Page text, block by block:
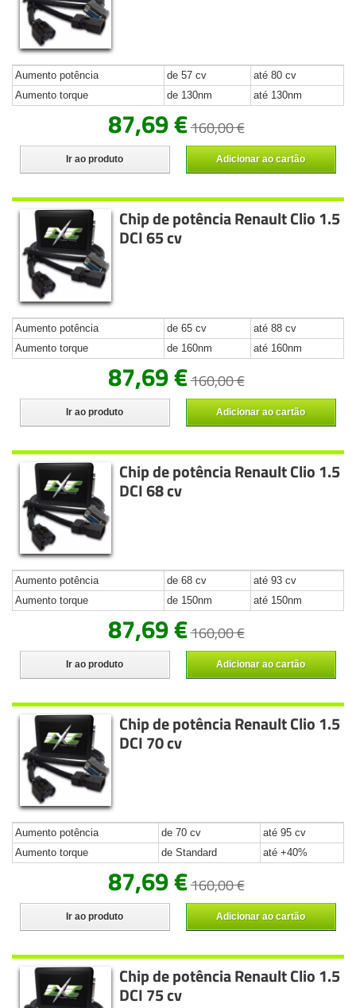
Aumento potência de 57 cv
até 80 cv
Aumento torque
de 130nm até 130nm
87,69 €160,00 €
Ir ao produto Adicionar ao cartão
Chip de potência Renault Clio 1.5
DCI 65 cv
Aumento potência de 65 cv
até 88 cv
Aumento torque
de 160nm até 160nm
87,69 €160,00 €
Ir ao produto Adicionar ao cartão
Chip de potência Renault Clio 1.5
DCI 68 cv
Aumento potência de 68 cv
até 93 cv
Aumento torque
de 150nm até 150nm
87,69 €160,00 €
Ir ao produto Adicionar ao cartão
Chip de potência Renault Clio 1.5
DCI 70 cv
Aumento potência de 70 cv
até 95 cv
Aumento torque
de Standard até +40%
87,69 €160,00 €
Ir ao produto Adicionar ao cartão
Chip de potência Renault Clio 1.5
DCI 75 cv